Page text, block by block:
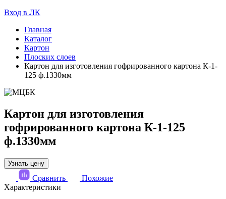
Вход в ЛК
Главная
Каталог
Картон
Плоских слоев
Картон для изготовления гофрированного картона К-1-
125 ф.1330мм
Картон для изготовления
гофрированного картона К-1-125
ф.1330мм
Узнать цену
Сравнить
Похожие
Характеристики